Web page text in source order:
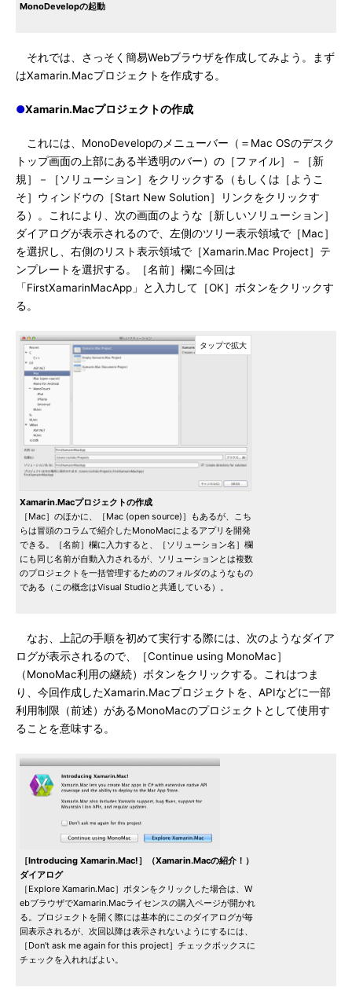
MonoDevelopの起動
それでは、さっそく簡易Webブラウザを作成してみよう。まず
はXamarin.Macプロジェクトを作成する。
●Xamarin.Macプロジェクトの作成
これには、MonoDevelopのメニューバー（＝Mac OSのデスク
トップ画面の上部にある半透明のバー）の［ファイル］－［新
規］－［ソリューション］をクリックする（もしくは［ようこ
そ］ウィンドウの［Start New Solution］リンクをクリックす
る）。これにより、次の画面のような［新しいソリューション］
ダイアログが表示されるので、左側のツリー表示領域で［Mac］
を選択し、右側のリスト表示領域で［Xamarin.Mac Project］テ
ンプレートを選択する。［名前］欄に今回は
「FirstXamarinMacApp」と入力して［OK］ボタンをクリックす
る。
Xamarin.Macプロジェクトの作成
［Mac］のほかに、［Mac (open source)］もあるが、こち
らは冒頭のコラムで紹介したMonoMacによるアプリを開発
できる。［名前］欄に入力すると、［ソリューション名］欄
にも同じ名前が自動入力されるが、ソリューションとは複数
のプロジェクトを一括管理するためのフォルダのようなもの
である（この概念はVisual Studioと共通している）。
なお、上記の手順を初めて実行する際には、次のようなダイア
ログが表示されるので、［Continue using MonoMac］
（MonoMac利用の継続）ボタンをクリックする。これはつま
り、今回作成したXamarin.Macプロジェクトを、APIなどに一部
利用制限（前述）があるMonoMacのプロジェクトとして使用す
ることを意味する。
［Introducing Xamarin.Mac!］（Xamarin.Macの紹介！）
ダイアログ
［Explore Xamarin.Mac］ボタンをクリックした場合は、W
ebブラウザでXamarin.Macライセンスの購入ページが開かれ
る。プロジェクトを開く際には基本的にこのダイアログが毎
回表示されるが、次回以降は表示されないようにするには、
［Don't ask me again for this project］チェックボックスに
チェックを入れればよい。